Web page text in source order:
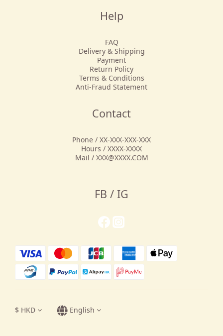
Help
FAQ
Delivery & Shipping
Payment
Return Policy
Terms & Conditions
Anti-Fraud Statement
Contact
Phone / XX-XXX-XXX-XXX
Hours / XXXX-XXXX
Mail / XXX@XXXX.COM
FB / IG
$ HKD English